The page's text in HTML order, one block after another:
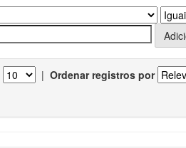
| Ordenar registros por